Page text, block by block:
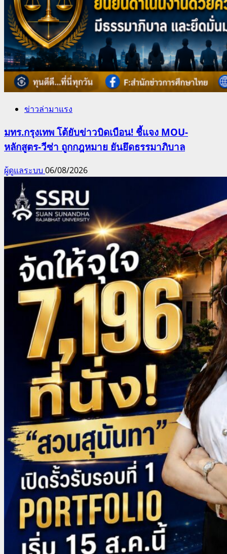
ข่าวล่ามาแรง
มทร.กรุงเทพ โต้ยับข่าวบิดเบือน! ชี้แจง MOU-
หลักสูตร-วีซ่า ถูกกฎหมาย ยันยึดธรรมาภิบาล
ผู้ดูแลระบบ 06/08/2026